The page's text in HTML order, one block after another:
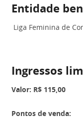
Entidade
Liga Feminina de
Ingressos
Valor: R$ 115,00
Pontos de venda: